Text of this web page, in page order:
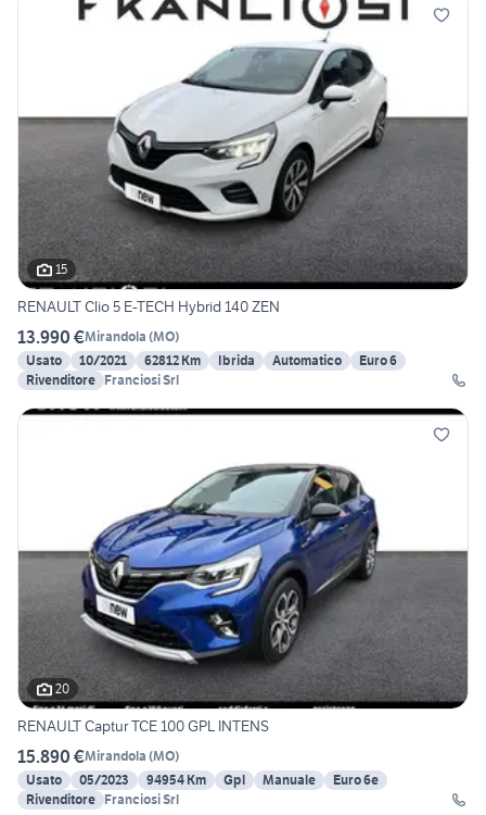
15
RENAULT Clio 5 E-TECH Hybrid 140 ZEN
13.990 €Mirandola (MO)
Usato
10/2021 62812 Km Ibrida Automatico
Euro 6
Rivenditore Franciosi Srl
20
RENAULT Captur TCE 100 GPL INTENS
15.890 €Mirandola (MO)
Usato
05/2023 94954 Km Gpl Manuale
Euro 6e
Rivenditore Franciosi Srl